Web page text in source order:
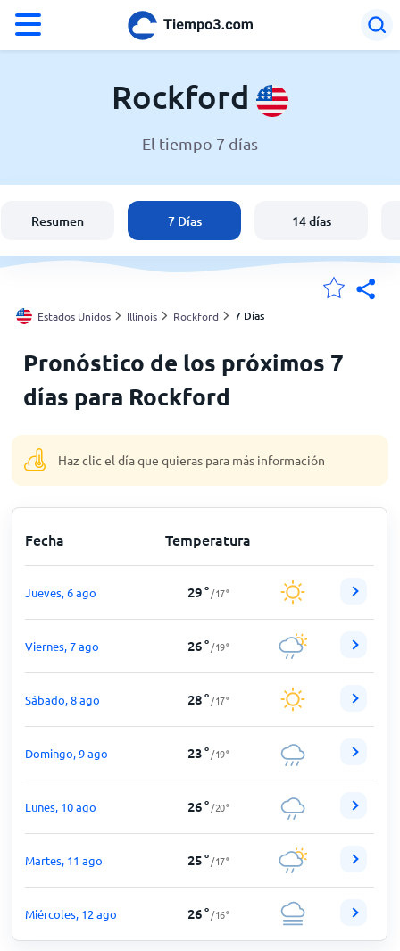
El clima en Rockford
España
Argentina
Mis ubicaciones
Rockford
El tiempo 7 días
Resumen 7 Días 14 días
Estados Unidos Illinois Rockford 7 Días
Pronóstico de los próximos 7
días para Rockford
Haz clic el día que quieras para más información
Fecha Temperatura
Jueves, 6 ago 29° /17°
Viernes, 7 ago 26° /19°
Sábado, 8 ago 28° /17°
Domingo, 9 ago 23° /19°
Lunes, 10 ago 26° /20°
Martes, 11 ago 25° /17°
Miércoles, 12 ago 26° /16°